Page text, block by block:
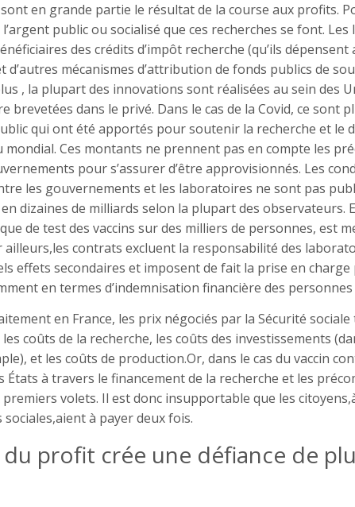
en grande partie le résultat de la course aux profits.
public ou socialisé que ces recherches se font.
des crédits d’impôt recherche (qu’ils dépensent
mécanismes d’attribution de fonds publics de
, la plupart des innovations sont réalisées au sein des
brevetées dans le privé. Dans le cas de la Covid, ce sont
qui ont été apportés pour soutenir la recherche et le
mondial. Ces montants ne prennent pas en compte les
pour s’assurer d’être approvisionnés. Les
les gouvernements et les laboratoires ne sont pas
dizaines de milliards selon la plupart des observateurs.
de test des vaccins sur des milliers de personnes, est
ailleurs,les contrats excluent la responsabilité des
effets secondaires et imposent de fait la prise en charge
en termes d’indemnisation financière des personnes
en France, les prix négociés par la Sécurité
coûts de la recherche, les coûts des investissements
et les coûts de production.Or, dans le cas du vaccin
États à travers le financement de la recherche et les
premiers volets. Il est donc insupportable que les
à payer deux fois.
du profit crée une défiance de